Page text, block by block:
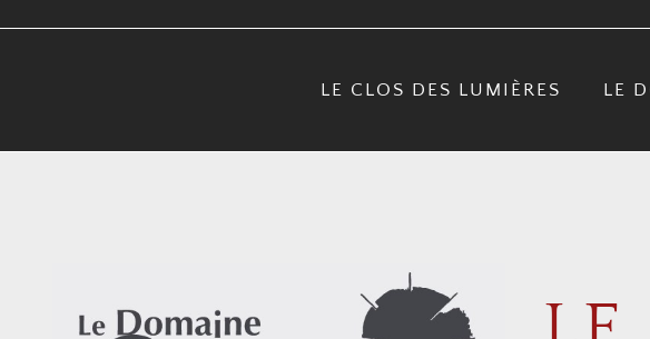
LE CLOS DES LUMIÈRES LE